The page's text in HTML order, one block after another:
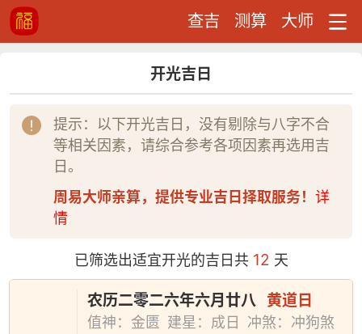
查吉 测算 大师
开光吉日
提示：以下开光吉日，没有剔除与八字不合
等相关因素，请综合参考各项因素再选用吉
日。
周易大师亲算，提供专业吉日择取服务！ 详
情
已筛选出适宜开光的吉日共12 天
农历二零二六年六月廿八 黄道日
值神：金匮 建星：成日
冲煞：冲狗煞